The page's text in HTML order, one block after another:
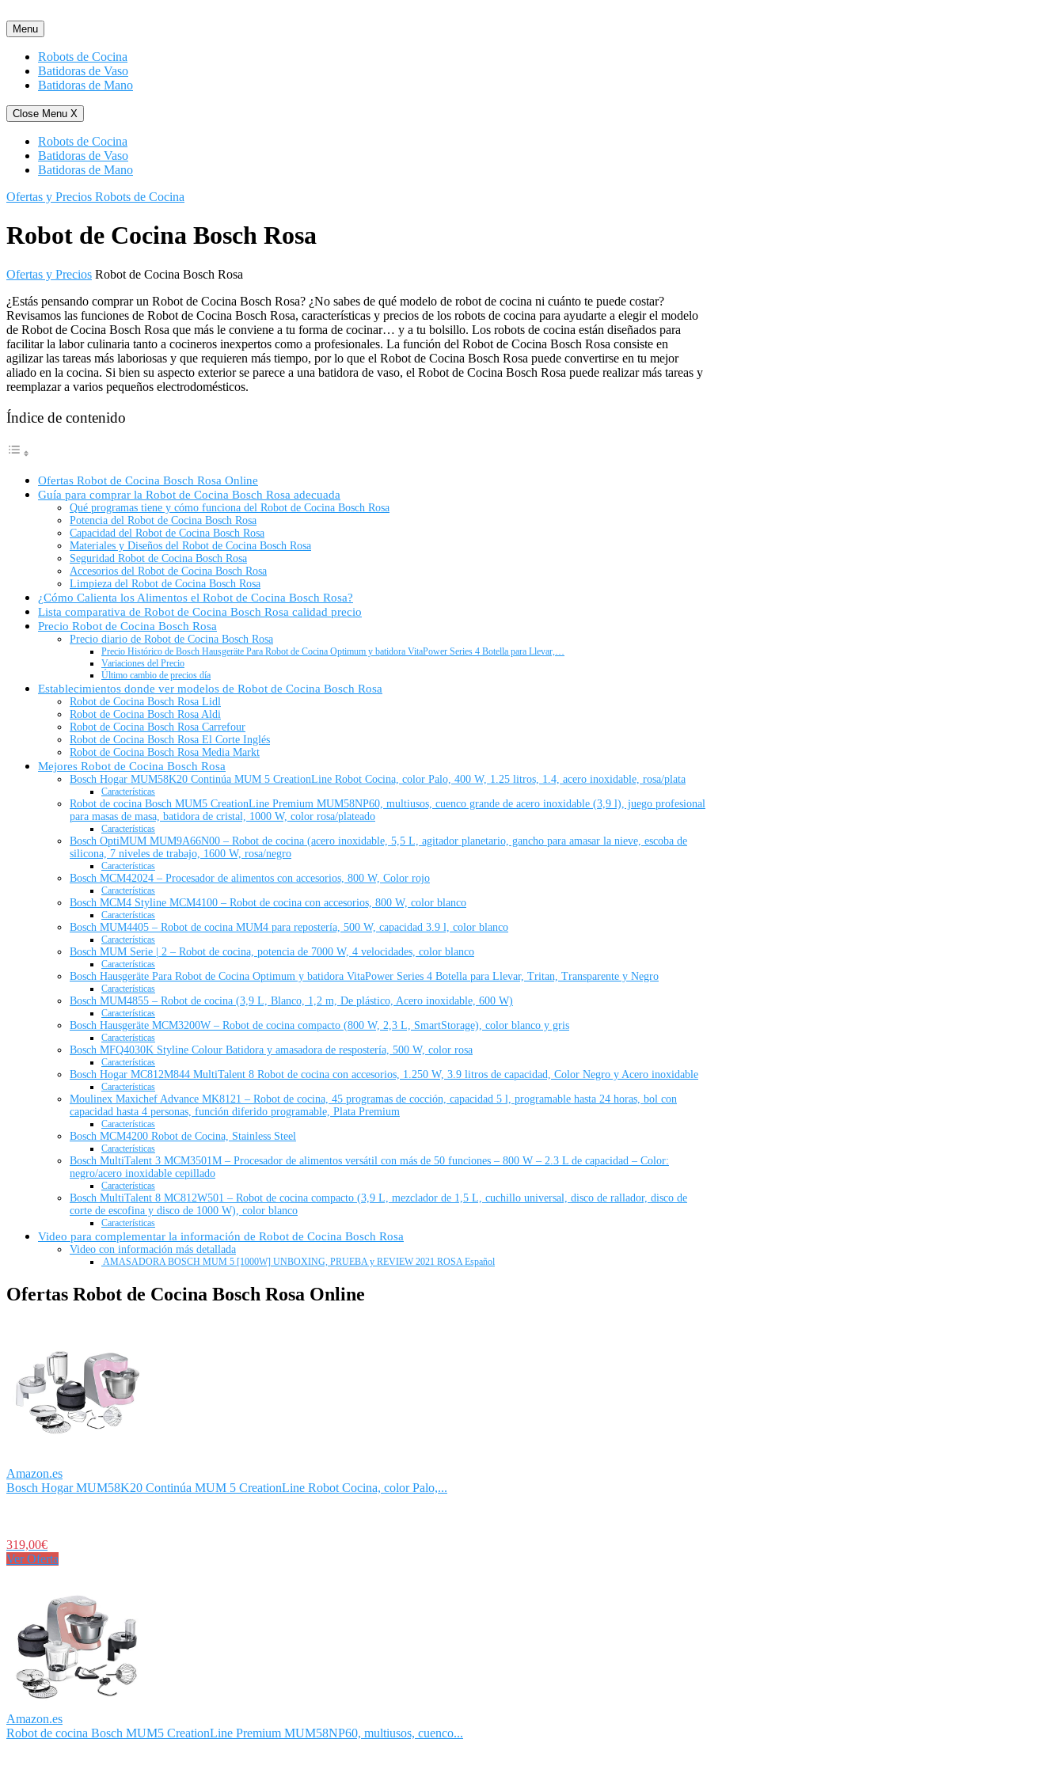
al
contenido
Menu
Robots de Cocina
Batidoras de Vaso
Batidoras de Mano
Close Menu X
Robots de Cocina
Batidoras de Vaso
Batidoras de Mano
Ofertas y Precios Robots de Cocina
Robot de Cocina Bosch Rosa
Ofertas y Precios Robot de Cocina Bosch Rosa
¿Estás pensando comprar un Robot de Cocina Bosch Rosa? ¿No sabes de qué modelo de robot de cocina ni cuánto te puede costar?
Revisamos las funciones de Robot de Cocina Bosch Rosa, características y precios de los robots de cocina para ayudarte a elegir el modelo
de Robot de Cocina Bosch Rosa que más le conviene a tu forma de cocinar… y a tu bolsillo. Los robots de cocina están diseñados para
facilitar la labor culinaria tanto a cocineros inexpertos como a profesionales. La función del Robot de Cocina Bosch Rosa consiste en
agilizar las tareas más laboriosas y que requieren más tiempo, por lo que el Robot de Cocina Bosch Rosa puede convertirse en tu mejor
aliado en la cocina. Si bien su aspecto exterior se parece a una batidora de vaso, el Robot de Cocina Bosch Rosa puede realizar más tareas y
reemplazar a varios pequeños electrodomésticos.
Índice de contenido
Ofertas Robot de Cocina Bosch Rosa Online
Guía para comprar la Robot de Cocina Bosch Rosa adecuada
Qué programas tiene y cómo funciona del Robot de Cocina Bosch Rosa
Potencia del Robot de Cocina Bosch Rosa
Capacidad del Robot de Cocina Bosch Rosa
Materiales y Diseños del Robot de Cocina Bosch Rosa
Seguridad Robot de Cocina Bosch Rosa
Accesorios del Robot de Cocina Bosch Rosa
Limpieza del Robot de Cocina Bosch Rosa
¿Cómo Calienta los Alimentos el Robot de Cocina Bosch Rosa?
Lista comparativa de Robot de Cocina Bosch Rosa calidad precio
Precio Robot de Cocina Bosch Rosa
Precio diario de Robot de Cocina Bosch Rosa
Precio Histórico de Bosch Hausgeräte Para Robot de Cocina Optimum y batidora VitaPower Series 4 Botella para Llevar,…
Variaciones del Precio
Último cambio de precios día
Establecimientos donde ver modelos de Robot de Cocina Bosch Rosa
Robot de Cocina Bosch Rosa Lidl
Robot de Cocina Bosch Rosa Aldi
Robot de Cocina Bosch Rosa Carrefour
Robot de Cocina Bosch Rosa El Corte Inglés
Robot de Cocina Bosch Rosa Media Markt
Mejores Robot de Cocina Bosch Rosa
Bosch Hogar MUM58K20 Continúa MUM 5 CreationLine Robot Cocina, color Palo, 400 W, 1.25 litros, 1.4, acero inoxidable, rosa/plata
Características
Robot de cocina Bosch MUM5 CreationLine Premium MUM58NP60, multiusos, cuenco grande de acero inoxidable (3,9 l), juego profesional
para masas de masa, batidora de cristal, 1000 W, color rosa/plateado
Características
Bosch OptiMUM MUM9A66N00 – Robot de cocina (acero inoxidable, 5,5 L, agitador planetario, gancho para amasar la nieve, escoba de
silicona, 7 niveles de trabajo, 1600 W, rosa/negro
Características
Bosch MCM42024 – Procesador de alimentos con accesorios, 800 W, Color rojo
Características
Bosch MCM4 Styline MCM4100 – Robot de cocina con accesorios, 800 W, color blanco
Características
Bosch MUM4405 – Robot de cocina MUM4 para repostería, 500 W, capacidad 3.9 l, color blanco
Características
Bosch MUM Serie | 2 – Robot de cocina, potencia de 7000 W, 4 velocidades, color blanco
Características
Bosch Hausgeräte Para Robot de Cocina Optimum y batidora VitaPower Series 4 Botella para Llevar, Tritan, Transparente y Negro
Características
Bosch MUM4855 – Robot de cocina (3,9 L, Blanco, 1,2 m, De plástico, Acero inoxidable, 600 W)
Características
Bosch Hausgeräte MCM3200W – Robot de cocina compacto (800 W, 2,3 L, SmartStorage), color blanco y gris
Características
Bosch MFQ4030K Styline Colour Batidora y amasadora de respostería, 500 W, color rosa
Características
Bosch Hogar MC812M844 MultiTalent 8 Robot de cocina con accesorios, 1.250 W, 3.9 litros de capacidad, Color Negro y Acero inoxidable
Características
Moulinex Maxichef Advance MK8121 – Robot de cocina, 45 programas de cocción, capacidad 5 l, programable hasta 24 horas, bol con
capacidad hasta 4 personas, función diferido programable, Plata Premium
Características
Bosch MCM4200 Robot de Cocina, Stainless Steel
Características
Bosch MultiTalent 3 MCM3501M – Procesador de alimentos versátil con más de 50 funciones – 800 W – 2.3 L de capacidad – Color:
negro/acero inoxidable cepillado
Características
Bosch MultiTalent 8 MC812W501 – Robot de cocina compacto (3,9 L, mezclador de 1,5 L, cuchillo universal, disco de rallador, disco de
corte de escofina y disco de 1000 W), color blanco
Características
Video para complementar la información de Robot de Cocina Bosch Rosa
Video con información más detallada
‍ AMASADORA BOSCH MUM 5 [1000W] UNBOXING, PRUEBA y REVIEW 2021 ROSA Español
Ofertas Robot de Cocina Bosch Rosa Online
Amazon.es
Bosch Hogar MUM58K20 Continúa MUM 5 CreationLine Robot Cocina, color Palo,...
319,00€
Ver Oferta
Amazon.es
Robot de cocina Bosch MUM5 CreationLine Premium MUM58NP60, multiusos, cuenco...